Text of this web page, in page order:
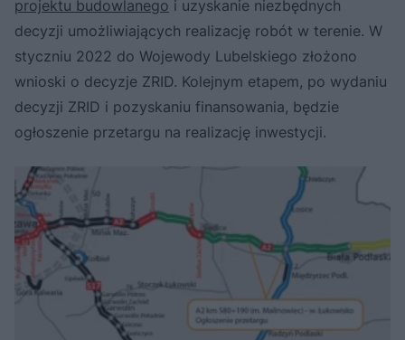
projektu budowlanego i uzyskanie niezbędnych
decyzji umożliwiających realizację robót w terenie. W
styczniu 2022 do Wojewody Lubelskiego złożono
wnioski o decyzje ZRID. Kolejnym etapem, po wydaniu
decyzji ZRID i pozyskaniu finansowania, będzie
ogłoszenie przetargu na realizację inwestycji.